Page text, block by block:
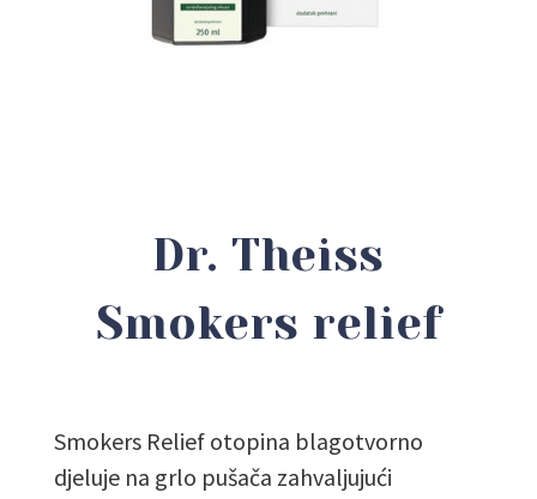
Dr. Theiss
Smokers relief
Smokers Relief otopina blagotvorno
djeluje na grlo pušača zahvaljujući